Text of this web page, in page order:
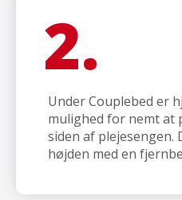
2.
Under Couplebed er
mulighed for nemt at
siden af plejesengen.
højden med en